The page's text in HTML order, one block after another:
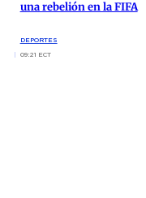
una rebelión en la FIFA
DEPORTES
09:21 ECT